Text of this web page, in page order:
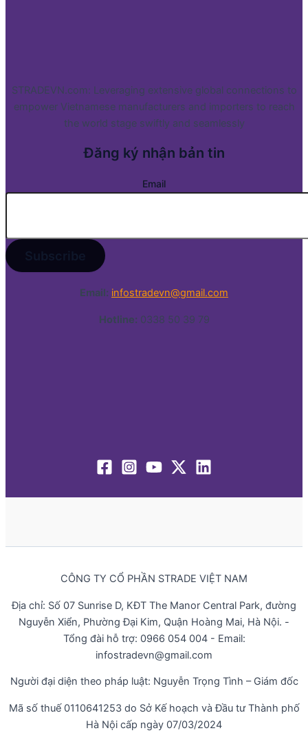
STRADEVN.com: Leveraging extensive global connections to
empower Vietnamese manufacturers and importers to reach
the world stage swiftly and seamlessly
Đăng ký nhận bản tin
Email
Email: infostradevn@gmail.com
Hotline: 0338 50 39 79
CÔNG TY CỔ PHẦN STRADE VIỆT NAM
Địa chỉ: Số 07 Sunrise D, KĐT The Manor Central Park, đường
Nguyễn Xiển, Phường Đại Kim, Quận Hoàng Mai, Hà Nội. -
Tổng đài hỗ trợ: 0966 054 004 - Email:
infostradevn@gmail.com
Người đại diện theo pháp luật: Nguyễn Trọng Tình – Giám đốc
Mã số thuế 0110641253 do Sở Kế hoạch và Đầu tư Thành phố
Hà Nội cấp ngày 07/03/2024